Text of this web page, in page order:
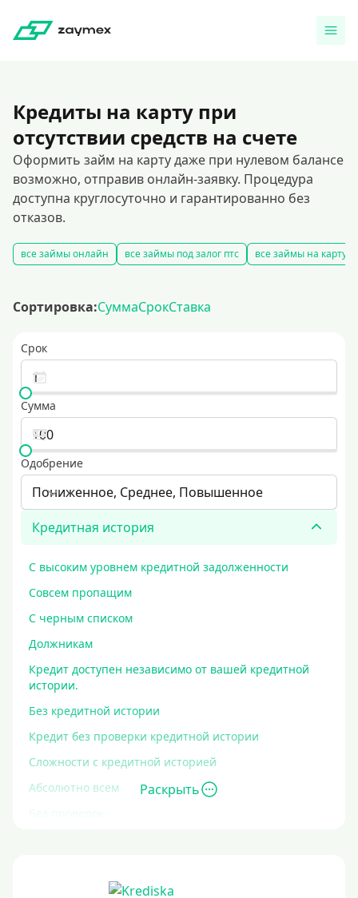
Кредиты на карту при
отсутствии средств на счете
Оформить займ на карту даже при нулевом балансе
возможно, отправив онлайн-заявку. Процедура
доступна круглосуточно и гарантированно без
отказов.
все займы онлайн все займы под залог птс все займы на карту
Сортировка:СуммаСрокСтавка
Срок
Сумма
Одобрение
Пониженное, Среднее, Повышенное
Кредитная история
С высоким уровнем кредитной задолженности
Совсем пропащим
С черным списком
Должникам
Кредит доступен независимо от вашей кредитной
истории.
Без кредитной истории
Кредит без проверки кредитной истории
Сложности с кредитной историей
Абсолютно всем
Без проверок
На карту без отказа
Раскрыть